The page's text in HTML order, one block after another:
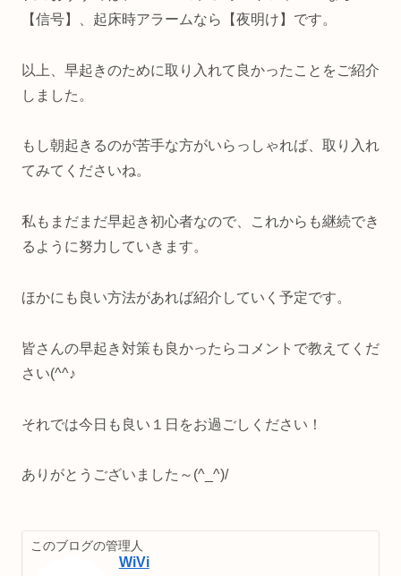
【信号】、起床時アラームなら【夜明け】です。
以上、早起きのために取り入れて良かったことをご紹介
しました。
もし朝起きるのが苦手な方がいらっしゃれば、取り入れ
てみてくださいね。
私もまだまだ早起き初心者なので、これからも継続でき
るように努力していきます。
ほかにも良い方法があれば紹介していく予定です。
皆さんの早起き対策も良かったらコメントで教えてくだ
さい(^^♪
それでは今日も良い１日をお過ごしください！
ありがとうございました～(^_^)/
このブログの管理人
WiVi